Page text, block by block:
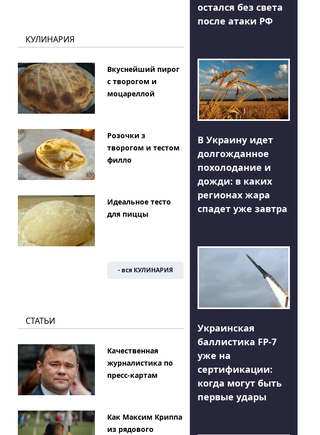
КУЛИНАРИЯ
Вкуснейший пирог
с творогом и
моцареллой
Розочки з
творогом и тестом
филло
Идеальное тесто
для пиццы
- вся КУЛИНАРИЯ
СТАТЬИ
Качественная
журналистика по
пресс-картам
Как Максим Криппа
из рядового
остался без света
после атаки РФ
В Украину идет
долгожданное
похолодание и
дожди: в каких
регионах жара
спадет уже завтра
Украинская
баллистика FP-7
уже на
сертификации:
когда могут быть
первые удары